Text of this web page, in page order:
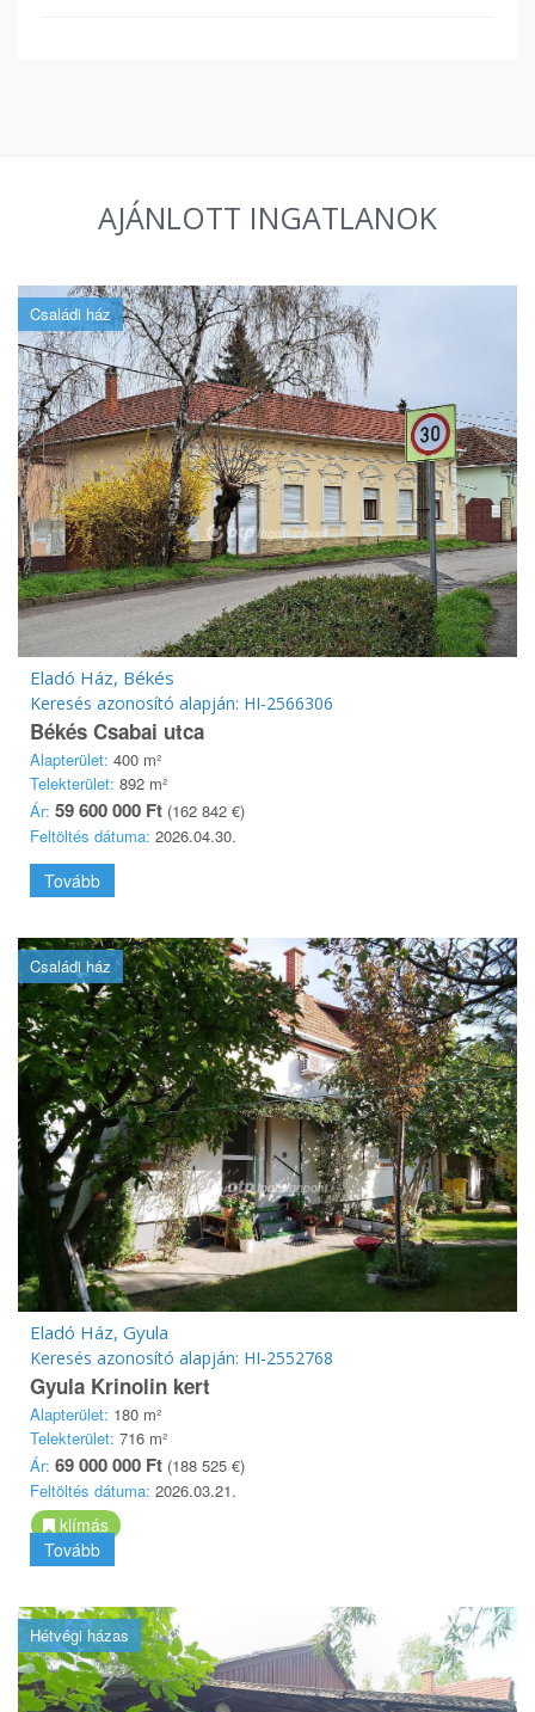
AJÁNLOTT INGATLANOK
Családi ház
Eladó Ház, Békés
Keresés azonosító alapján: HI-2566306
Békés Csabai utca
Alapterület: 400 m²
Telekterület: 892 m²
Ár: 59 600 000 Ft (162 842 €)
Feltöltés dátuma: 2026.04.30.
Tovább
Családi ház
Eladó Ház, Gyula
Keresés azonosító alapján: HI-2552768
Gyula Krinolin kert
Alapterület: 180 m²
Telekterület: 716 m²
Ár: 69 000 000 Ft (188 525 €)
Feltöltés dátuma: 2026.03.21.
klímás
Tovább
Hétvégi házas